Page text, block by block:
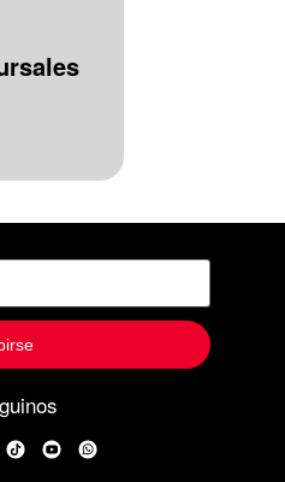
TikTokYouTubeWhatsApp